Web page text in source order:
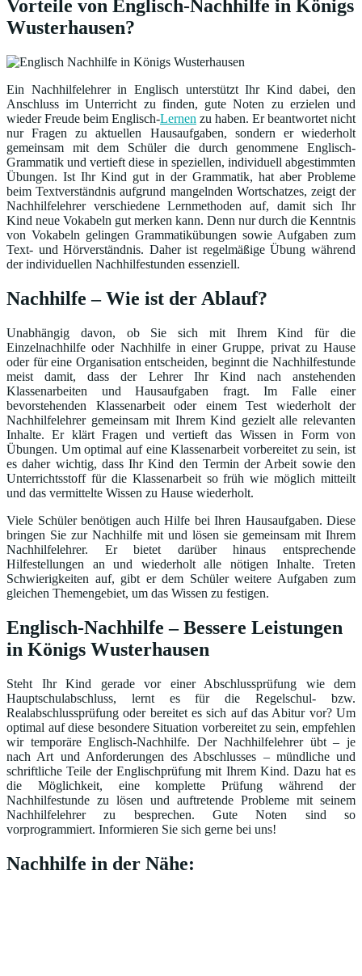
Vorteile von Englisch-Nachhilfe in Königs
Wusterhausen?
Ein Nachhilfelehrer in Englisch unterstützt Ihr Kind dabei, den
Anschluss im Unterricht zu finden, gute Noten zu erzielen und
wieder Freude beim Englisch-Lernen zu haben. Er beantwortet nicht
nur Fragen zu aktuellen Hausaufgaben, sondern er wiederholt
gemeinsam mit dem Schüler die durch genommene Englisch-
Grammatik und vertieft diese in speziellen, individuell abgestimmten
Übungen. Ist Ihr Kind gut in der Grammatik, hat aber Probleme
beim Textverständnis aufgrund mangelnden Wortschatzes, zeigt der
Nachhilfelehrer verschiedene Lernmethoden auf, damit sich Ihr
Kind neue Vokabeln gut merken kann. Denn nur durch die Kenntnis
von Vokabeln gelingen Grammatikübungen sowie Aufgaben zum
Text- und Hörverständnis. Daher ist regelmäßige Übung während
der individuellen Nachhilfestunden essenziell.
Nachhilfe – Wie ist der Ablauf?
Unabhängig davon, ob Sie sich mit Ihrem Kind für die
Einzelnachhilfe oder Nachhilfe in einer Gruppe, privat zu Hause
oder für eine Organisation entscheiden, beginnt die Nachhilfestunde
meist damit, dass der Lehrer Ihr Kind nach anstehenden
Klassenarbeiten und Hausaufgaben fragt. Im Falle einer
bevorstehenden Klassenarbeit oder einem Test wiederholt der
Nachhilfelehrer gemeinsam mit Ihrem Kind gezielt alle relevanten
Inhalte. Er klärt Fragen und vertieft das Wissen in Form von
Übungen. Um optimal auf eine Klassenarbeit vorbereitet zu sein, ist
es daher wichtig, dass Ihr Kind den Termin der Arbeit sowie den
Unterrichtsstoff für die Klassenarbeit so früh wie möglich mitteilt
und das vermittelte Wissen zu Hause wiederholt.
Viele Schüler benötigen auch Hilfe bei Ihren Hausaufgaben. Diese
bringen Sie zur Nachhilfe mit und lösen sie gemeinsam mit Ihrem
Nachhilfelehrer. Er bietet darüber hinaus entsprechende
Hilfestellungen an und wiederholt alle nötigen Inhalte. Treten
Schwierigkeiten auf, gibt er dem Schüler weitere Aufgaben zum
gleichen Themengebiet, um das Wissen zu festigen.
Englisch-Nachhilfe – Bessere Leistungen
in Königs Wusterhausen
Steht Ihr Kind gerade vor einer Abschlussprüfung wie dem
Hauptschulabschluss, lernt es für die Regelschul- bzw.
Realabschlussprüfung oder bereitet es sich auf das Abitur vor? Um
optimal auf diese besondere Situation vorbereitet zu sein, empfehlen
wir temporäre Englisch-Nachhilfe. Der Nachhilfelehrer übt – je
nach Art und Anforderungen des Abschlusses – mündliche und
schriftliche Teile der Englischprüfung mit Ihrem Kind. Dazu hat es
die Möglichkeit, eine komplette Prüfung während der
Nachhilfestunde zu lösen und auftretende Probleme mit seinem
Nachhilfelehrer zu besprechen. Gute Noten sind so
vorprogrammiert. Informieren Sie sich gerne bei uns!
Nachhilfe in der Nähe: